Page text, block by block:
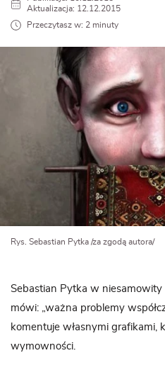
Aktualizacja: 12.12.2015
Przeczytasz w: 2 minuty
Rys. Sebastian Pytka /za zgodą autora/
Sebastian Pytka w niesamowity
mówi: „ważna problemy
komentuje własnymi grafikami,
wymowności.